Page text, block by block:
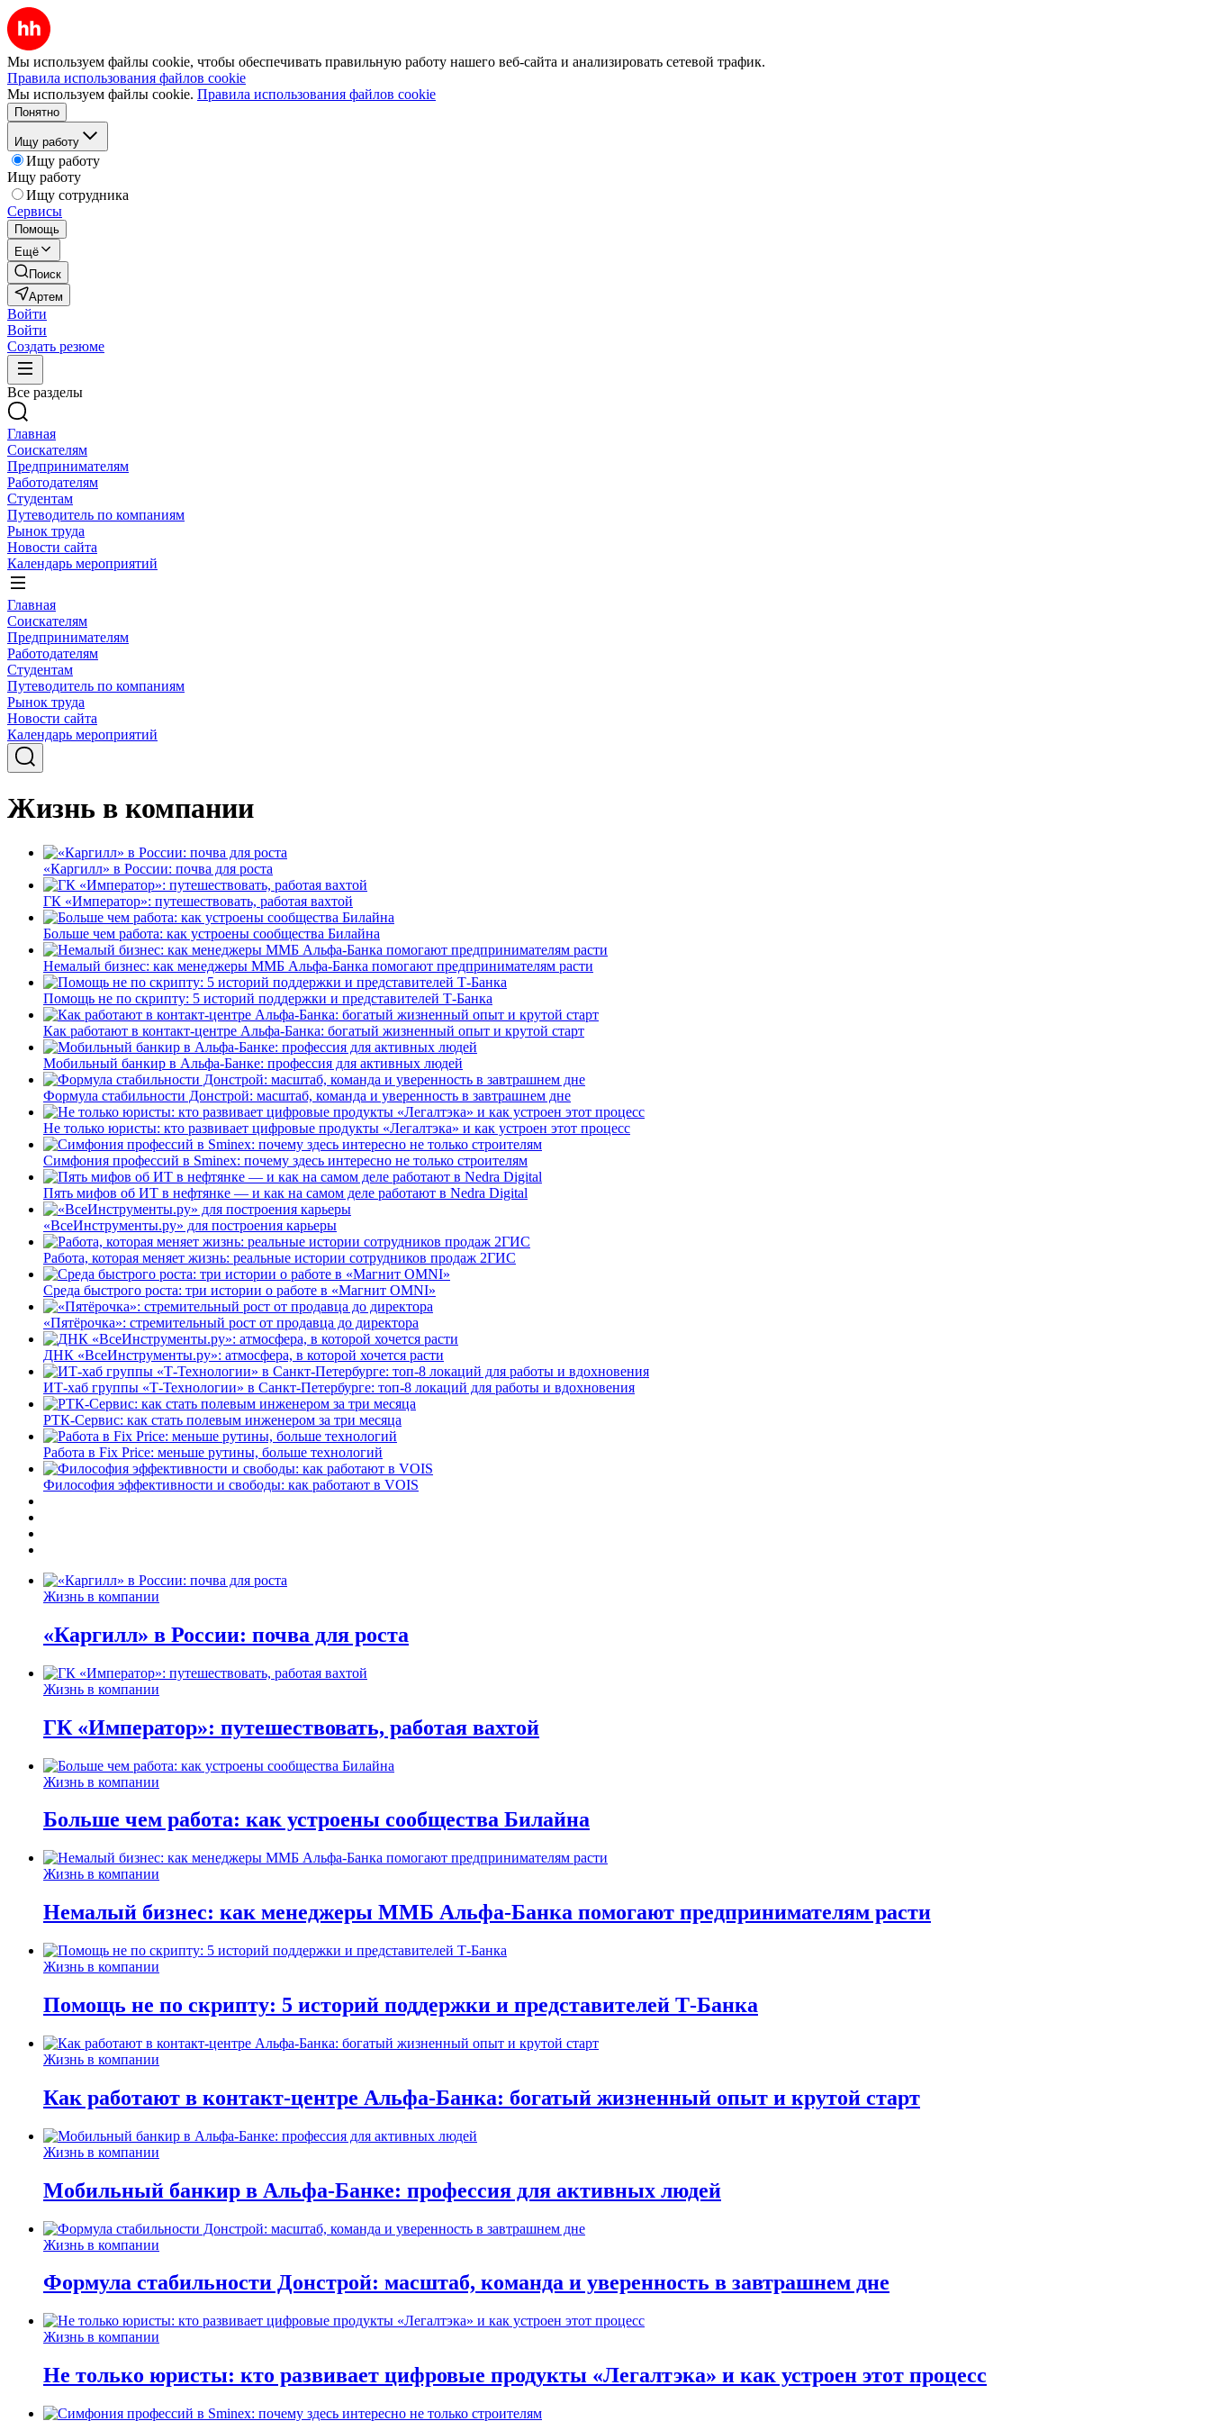
Мы используем файлы cookie, чтобы обеспечивать правильную работу нашего веб-сайта и анализировать сетевой трафик.
Правила использования файлов cookie
Мы используем файлы cookie. Правила использования файлов cookie
Понятно
Ищу работу
Ищу работу
Ищу работу
Ищу сотрудника
Сервисы
Помощь
Ещё
Поиск
Артем
Войти
Войти
Создать резюме
Все разделы
Главная
Соискателям
Предпринимателям
Работодателям
Студентам
Путеводитель по компаниям
Рынок труда
Новости сайта
Календарь мероприятий
Главная
Соискателям
Предпринимателям
Работодателям
Студентам
Путеводитель по компаниям
Рынок труда
Новости сайта
Календарь мероприятий
Жизнь в компании
«Каргилл» в России: почва для роста
ГК «Император»: путешествовать, работая вахтой
Больше чем работа: как устроены сообщества Билайна
Немалый бизнес: как менеджеры ММБ Альфа-Банка помогают предпринимателям расти
Помощь не по скрипту: 5 историй поддержки и представителей Т-Банка
Как работают в контакт-центре Альфа-Банка: богатый жизненный опыт и крутой старт
Мобильный банкир в Альфа-Банке: профессия для активных людей
Формула стабильности Донстрой: масштаб, команда и уверенность в завтрашнем дне
Не только юристы: кто развивает цифровые продукты «Легалтэка» и как устроен этот процесс
Симфония профессий в Sminex: почему здесь интересно не только строителям
Пять мифов об ИТ в нефтянке — и как на самом деле работают в Nedra Digital
«ВсеИнструменты.ру» для построения карьеры
Работа, которая меняет жизнь: реальные истории сотрудников продаж 2ГИС
Среда быстрого роста: три истории о работе в «Магнит OMNI»
«Пятёрочка»: стремительный рост от продавца до директора
ДНК «ВсеИнструменты.ру»: атмосфера, в которой хочется расти
ИТ-хаб группы «Т-Технологии» в Санкт-Петербурге: топ-8 локаций для работы и вдохновения
РТК-Сервис: как стать полевым инженером за три месяца
Работа в Fix Price: меньше рутины, больше технологий
Философия эффективности и свободы: как работают в VOIS
Жизнь в компании
«Каргилл» в России: почва для роста
Жизнь в компании
ГК «Император»: путешествовать, работая вахтой
Жизнь в компании
Больше чем работа: как устроены сообщества Билайна
Жизнь в компании
Немалый бизнес: как менеджеры ММБ Альфа-Банка помогают предпринимателям расти
Жизнь в компании
Помощь не по скрипту: 5 историй поддержки и представителей Т-Банка
Жизнь в компании
Как работают в контакт-центре Альфа-Банка: богатый жизненный опыт и крутой старт
Жизнь в компании
Мобильный банкир в Альфа-Банке: профессия для активных людей
Жизнь в компании
Формула стабильности Донстрой: масштаб, команда и уверенность в завтрашнем дне
Жизнь в компании
Не только юристы: кто развивает цифровые продукты «Легалтэка» и как устроен этот процесс